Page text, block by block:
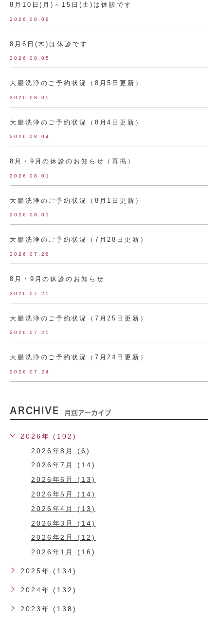
8月10日(月)～15日(土)は休診です
2026.08.08
8月6日(木)は休診です
2026.08.05
大腸洗浄のご予約状況（8月5日更新）
2026.08.05
大腸洗浄のご予約状況（8月4日更新）
2026.08.04
8月・9月の休診のお知らせ（再掲）
2026.08.01
大腸洗浄のご予約状況（8月1日更新）
2026.08.01
大腸洗浄のご予約状況（7月28日更新）
2026.07.28
8月・9月の休診のお知らせ
2026.07.25
大腸洗浄のご予約状況（7月25日更新）
2026.07.25
大腸洗浄のご予約状況（7月24日更新）
2026.07.24
ARCHIVE 月別アーカイブ
2026年 (102)
2026年8月 (6)
2026年7月 (14)
2026年6月 (13)
2026年5月 (14)
2026年4月 (13)
2026年3月 (14)
2026年2月 (12)
2026年1月 (16)
2025年 (134)
2024年 (132)
2023年 (138)